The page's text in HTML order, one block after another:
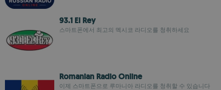
93.1 El Rey
스마트폰에서 최고의 멕시코 라디오를 청취하세요
Romanian Radio Online
이제 스마트폰으로 루마니아 라디오를 청취할 수 있습니다